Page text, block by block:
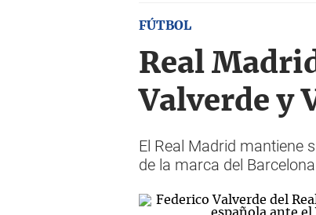
FÚTBOL
Real
Valverde y
El Real Madrid mantiene
de la marca del